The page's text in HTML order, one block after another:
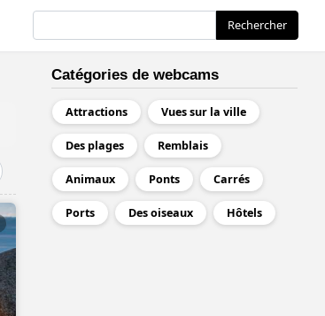
Rechercher
Catégories de webcams
Attractions Vues sur la ville
Des plages Remblais
Animaux Ponts Carrés
Ports Des oiseaux Hôtels